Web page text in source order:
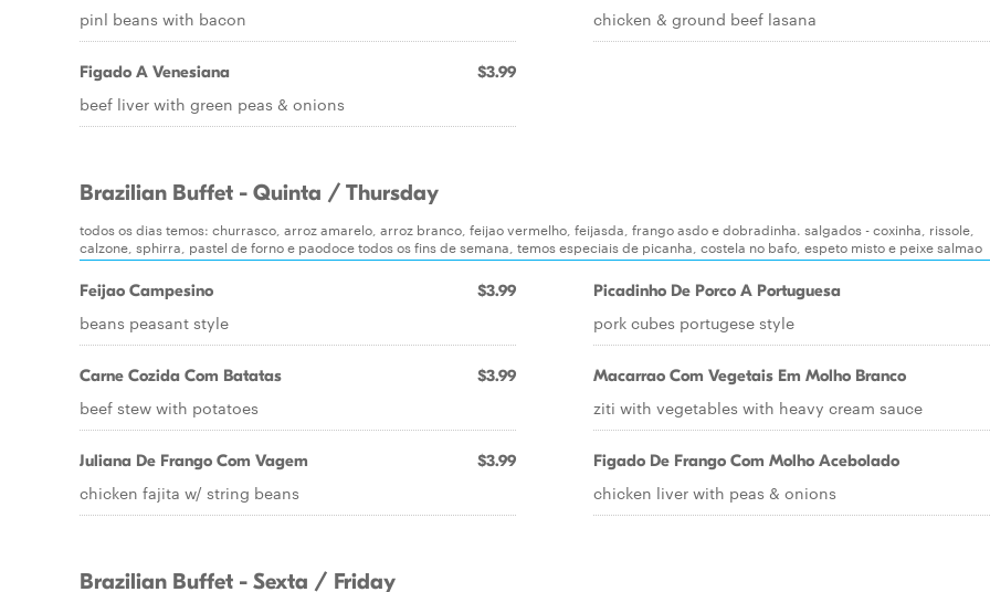
pinl beans with bacon
Figado A Venesiana $3.99
beef liver with green peas & onions
chicken & ground beef lasana
Brazilian Buffet - Quinta / Thursday
todos os dias temos: churrasco, arroz amarelo, arroz branco, feijao vermelho, feijasda, frango asdo e dobradinha. salgados - coxinha, rissole,
calzone, sphirra, pastel de forno e paodoce todos os fins de semana, temos especiais de picanha, costela no bafo, espeto misto e peixe salmao
Feijao Campesino $3.99
beans peasant style
Carne Cozida Com Batatas $3.99
beef stew with potatoes
Juliana De Frango Com Vagem $3.99
chicken fajita w/ string beans
Picadinho De Porco A Portuguesa
pork cubes portugese style
Macarrao Com Vegetais Em Molho Branco
ziti with vegetables with heavy cream sauce
Figado De Frango Com Molho Acebolado
chicken liver with peas & onions
Brazilian Buffet - Sexta / Friday